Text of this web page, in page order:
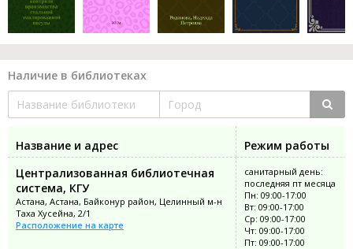
Наличие в библиотеках
Название и адрес
Режим работы
Централизованная библиотечная
система, КГУ
Астана, Астана, Байконур район, Целинный м-н
Таха Хусейна, 2/1
Расположение на карте
санитарный день:
последняя пт месяца
Пн: 09:00-17:00
Вт: 09:00-17:00
Ср: 09:00-17:00
Чт: 09:00-17:00
Пт: 09:00-17:00